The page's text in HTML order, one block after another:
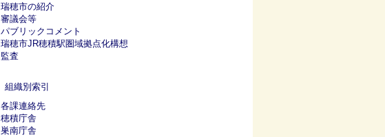
瑞穂市の紹介
審議会等
パブリックコメント
瑞穂市JR穂積駅圏域拠点化構想
監査
組織別索引
各課連絡先
穂積庁舎
巣南庁舎